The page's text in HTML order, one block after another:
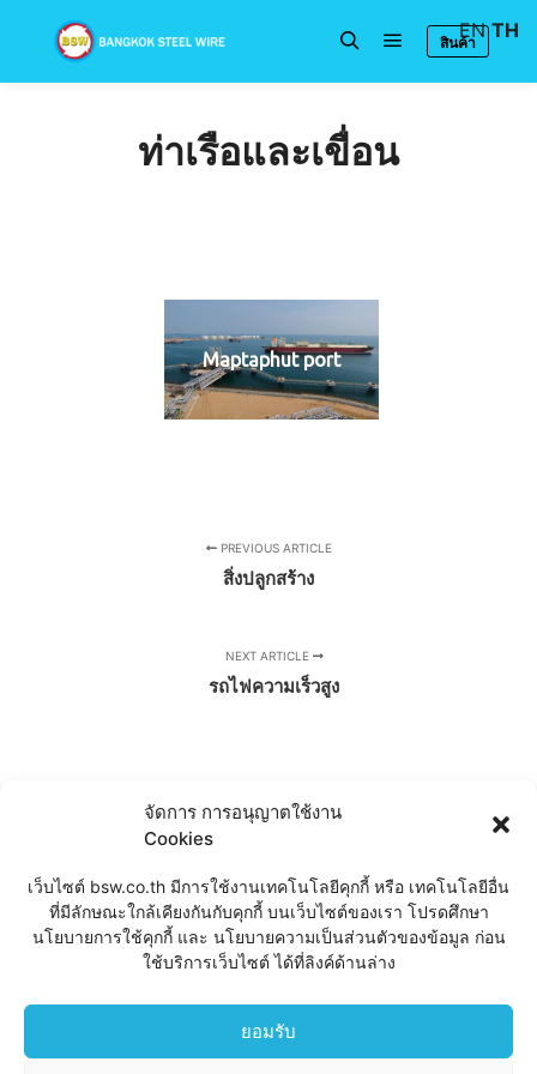
จัดการ การอนุญาตใช้งาน
Cookies
เว็บไซต์ bsw.co.th มีการใช้งานเทคโนโลยีคุกกี้ หรือ เทคโนโลยีอื่น
ที่มีลักษณะใกล้เคียงกันกับคุกกี้ บนเว็บไซต์ของเรา โปรดศึกษา
นโยบายการใช้คุกกี้ และ นโยบายความเป็นส่วนตัวของข้อมูล ก่อน
ใช้บริการเว็บไซต์ ได้ที่ลิงค์ด้านล่าง
ยอมรับ
สินค้า
ท่าเรือและเขื่อน
Maptaphut port
PREVIOUS ARTICLE
สิ่งปลูกสร้าง
NEXT ARTICLE
รถไฟความเร็วสูง
CHAT
EN TH